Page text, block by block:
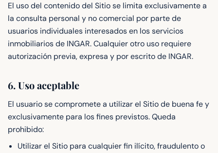
El uso del contenido del Sitio se limita exclusivamente a
la consulta personal y no comercial por parte de
usuarios individuales interesados en los servicios
inmobiliarios de INGAR. Cualquier otro uso requiere
autorización previa, expresa y por escrito de INGAR.
6. Uso aceptable
El usuario se compromete a utilizar el Sitio de buena fe y
exclusivamente para los fines previstos. Queda
prohibido:
Utilizar el Sitio para cualquier fin ilícito, fraudulento o